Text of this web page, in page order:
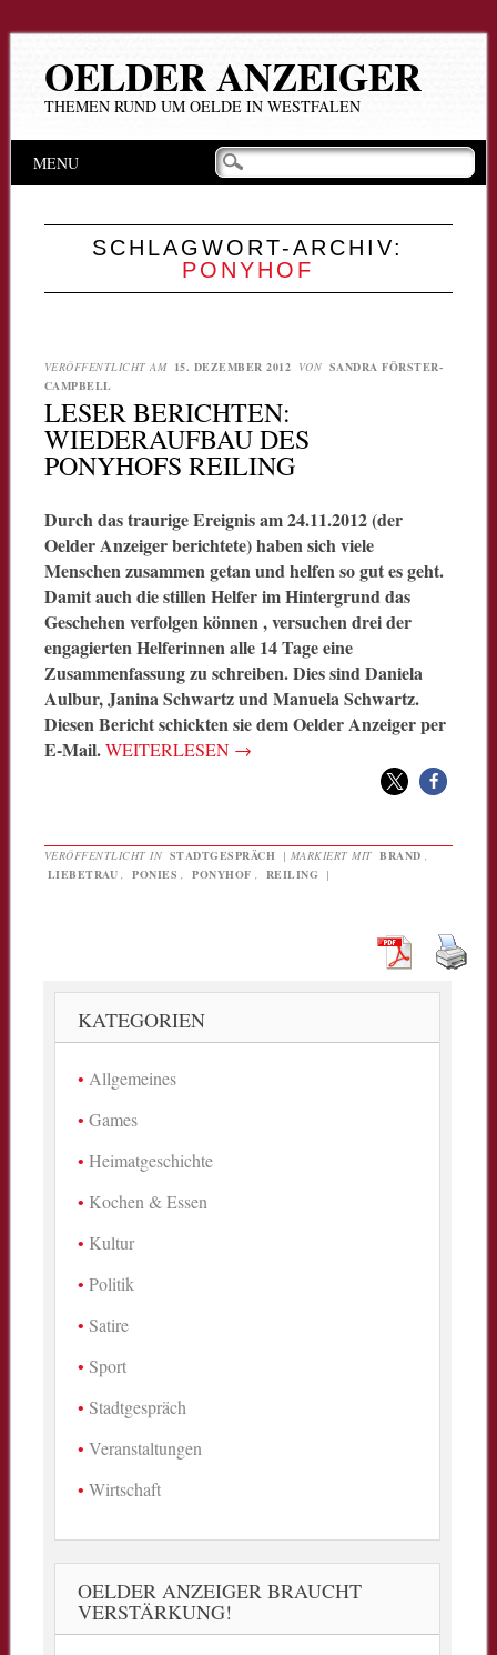
OELDER ANZEIGER
THEMEN RUND UM OELDE IN WESTFALEN
Hauptmenü
Inhalt
MENU
SCHLAGWORT-ARCHIV:
PONYHOF
VERÖFFENTLICHT AM 15. DEZEMBER 2012 VON SANDRA FÖRSTER-
CAMPBELL
LESER BERICHTEN:
WIEDERAUFBAU DES
PONYHOFS REILING
Durch das traurige Ereignis am 24.11.2012 (der
Oelder Anzeiger berichtete) haben sich viele
Menschen zusammen getan und helfen so gut es geht.
Damit auch die stillen Helfer im Hintergrund das
Geschehen verfolgen können , versuchen drei der
engagierten Helferinnen alle 14 Tage eine
Zusammenfassung zu schreiben. Dies sind Daniela
Aulbur, Janina Schwartz und Manuela Schwartz.
Diesen Bericht schickten sie dem Oelder Anzeiger per
E-Mail.WEITERLESEN →
VERÖFFENTLICHT IN STADTGESPRÄCH | MARKIERT MIT BRAND
LIEBETRAU
PONIES PONYHOF REILING |
KATEGORIEN
Allgemeines
Games
Heimatgeschichte
Kochen & Essen
Kultur
Politik
Satire
Sport
Stadtgespräch
Veranstaltungen
Wirtschaft
OELDER ANZEIGER BRAUCHT
VERSTÄRKUNG!